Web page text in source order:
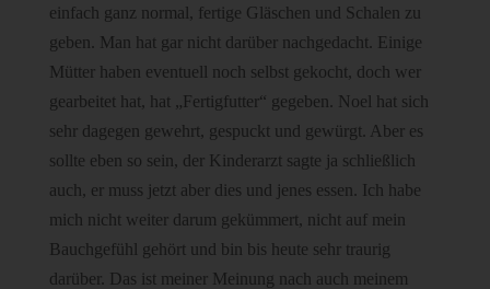
einfach ganz normal, fertige Gläschen und Schalen zu
geben. Man hat gar nicht darüber nachgedacht. Einige
Mütter haben eventuell noch selbst gekocht, doch wer
gearbeitet hat, hat „Fertigfutter“ gegeben. Noel hat sich
sehr dagegen gewehrt, gespuckt und gewürgt. Aber es
sollte eben so sein, der Kinderarzt sagte ja schließlich
auch, er muss jetzt aber dies und jenes essen. Ich habe
mich nicht weiter darum gekümmert, nicht auf mein
Bauchgefühl gehört und bin bis heute sehr traurig
darüber. Das ist meiner Meinung nach auch meinem